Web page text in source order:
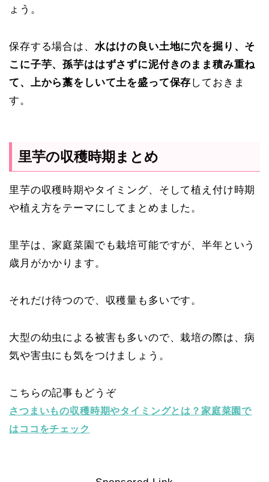
ょう。
保存する場合は、 水はけの良い土地に穴を掘り、そ
こに子芋、孫芋ははずさずに泥付きのまま積み重ね
て、上から藁をしいて土を盛って保存 しておきま
す。
里芋の収穫時期まとめ
里芋の収穫時期やタイミング、そして植え付け時期
や植え方をテーマにしてまとめました。
里芋は、家庭菜園でも栽培可能ですが、半年という
歳月がかかります。
それだけ待つので、収穫量も多いです。
大型の幼虫による被害も多いので、栽培の際は、病
気や害虫にも気をつけましょう。
こちらの記事もどうぞ
さつまいもの収穫時期やタイミングとは？家庭菜園で
はココをチェック